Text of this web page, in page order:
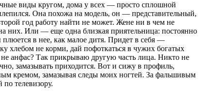
виды кругом, дома у всех — просто сплошной
Она похожа на модель, он — представительный,
год работу найти не может. Жене ни в чем не
них. Или — еще одна близкая приятельница: постоянно
в нее, как малое дитя. Придет в себя —
хлебом не корми, дай пофоткаться в чужих богатых
анфас? Так прикрываю другую часть лица. Никто не
замазывать приходится. Вот и сижу в профиль,
кремом, замазывая следы моих ногтей. За фальшивым
телевизору.